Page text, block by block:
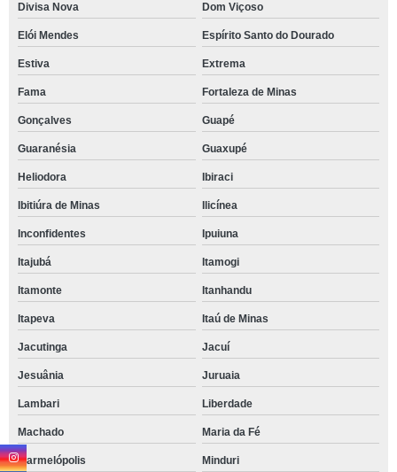
Divisa Nova Dom Viçoso
Elói Mendes Espírito Santo do Dourado
Estiva Extrema
Fama Fortaleza de Minas
Gonçalves Guapé
Guaranésia Guaxupé
Heliodora Ibiraci
Ibitiúra de Minas Ilicínea
Inconfidentes Ipuiuna
Itajubá Itamogi
Itamonte Itanhandu
Itapeva Itaú de Minas
Jacutinga Jacuí
Jesuânia Juruaia
Lambari Liberdade
Machado Maria da Fé
Marmelópolis Minduri